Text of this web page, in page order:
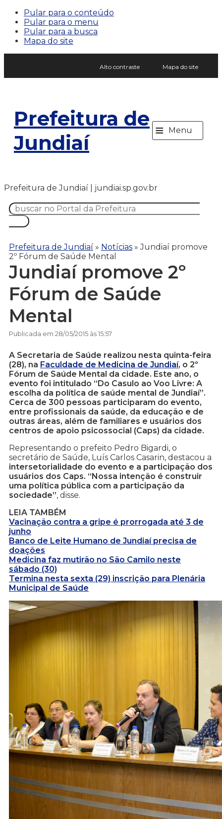
Pular para o conteúdo
Pular para o menu
Pular para a busca
Mapa do site
Alto contraste Mapa do site
Prefeitura de
Jundiaí
≡ Menu
Prefeitura de Jundiaí | jundiai.sp.gov.br
Prefeitura de Jundiaí » Notícias »Jundiaí promove
2º Fórum de Saúde Mental
Jundiaí promove 2º
Fórum de Saúde
Mental
Publicada em 28/05/2015 às 15:57
A Secretaria de Saúde realizou nesta quinta-feira
(28), na Faculdade de Medicina de Jundiaí, o 2º
Fórum de Saúde Mental da cidade. Este ano, o
evento foi intitulado “Do Casulo ao Voo Livre: A
escolha da política de saúde mental de Jundiaí”.
Cerca de 300 pessoas participaram do evento,
entre profissionais da saúde, da educação e de
outras áreas, além de familiares e usuários dos
centros de apoio psicossocial (Caps) da cidade.
Representando o prefeito Pedro Bigardi, o
secretário de Saúde, Luís Carlos Casarin, destacou a
intersetorialidade do evento e a participação dos
usuários dos Caps. “Nossa intenção é construir
uma política pública com a participação da
sociedade”, disse.
LEIA TAMBÉM
Vacinação contra a gripe é prorrogada até 3 de
junho
Banco de Leite Humano de Jundiaí precisa de
doações
Medicina faz mutirão no São Camilo neste
sábado (30)
Termina nesta sexta (29) inscrição para Plenária
Municipal de Saúde